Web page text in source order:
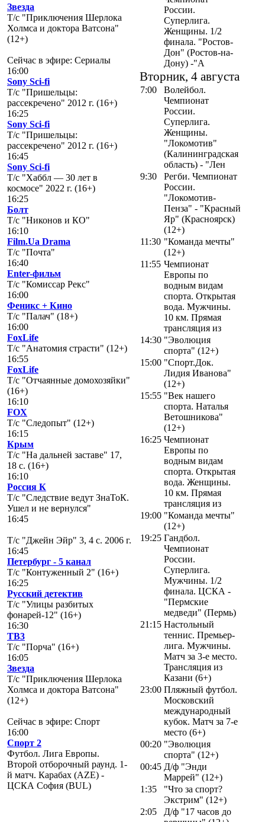
Звезда
Т/с "Приключения Шерлока
Холмса и доктора Ватсона"
(12+)
Сейчас в эфире: Сериалы
16:00
Sony Sci-fi
Т/с "Пришельцы:
рассекречено" 2012 г. (16+)
16:25
Sony Sci-fi
Т/с "Пришельцы:
рассекречено" 2012 г. (16+)
16:45
Sony Sci-fi
Т/с "Хаббл — 30 лет в
космосе" 2022 г. (16+)
16:25
Болт
Т/с "Никонов и КО"
16:10
Film.Ua Drama
Т/с "Почта"
16:40
Enter-фильм
Т/с "Комиссар Рекс"
16:00
Феникс + Кино
Т/с "Палач" (18+)
16:00
FoxLife
Т/с "Анатомия страсти" (12+)
16:55
FoxLife
Т/с "Отчаянные домохозяйки"
(16+)
16:10
FOX
Т/с "Следопыт" (12+)
16:15
Крым
Т/с "На дальней заставе" 17,
18 с. (16+)
16:10
Россия К
Т/с "Следствие ведут ЗнаТоК.
Ушел и не вернулся"
16:45
Т/с "Джейн Эйр" 3, 4 с. 2006 г.
16:45
Петербург - 5 канал
Т/с "Контуженный 2" (16+)
16:25
Русский детектив
Т/с "Улицы разбитых
фонарей-12" (16+)
16:30
ТВ3
Т/с "Порча" (16+)
16:05
Звезда
Т/с "Приключения Шерлока
Холмса и доктора Ватсона"
(12+)
Сейчас в эфире: Спорт
16:00
Спорт 2
Футбол. Лига Европы.
Второй отборочный раунд. 1-
й матч. Карабах (AZE) -
ЦСКА София (BUL)
России.
Суперлига.
Женщины. 1/2
финала. "Ростов-
Дон" (Ростов-на-
Дону) -"А
Вторник, 4 августа
7:00
Волейбол.
Чемпионат
России.
Суперлига.
Женщины.
"Локомотив"
(Калининградская
область) - "Лен
9:30
Регби. Чемпионат
России.
"Локомотив-
Пенза" - "Красный
Яр" (Красноярск)
(12+)
11:30 "Команда мечты"
(12+)
11:55 Чемпионат
Европы по
водным видам
спорта. Открытая
вода. Мужчины.
10 км. Прямая
трансляция из
14:30 "Эволюция
спорта" (12+)
15:00 "Спорт.Док.
Лидия Иванова"
(12+)
15:55 "Век нашего
спорта. Наталья
Ветошникова"
(12+)
16:25 Чемпионат
Европы по
водным видам
спорта. Открытая
вода. Женщины.
10 км. Прямая
трансляция из
19:00 "Команда мечты"
(12+)
19:25 Гандбол.
Чемпионат
России.
Суперлига.
Мужчины. 1/2
финала. ЦСКА -
"Пермские
медведи" (Пермь)
21:15 Настольный
теннис. Премьер-
лига. Мужчины.
Матч за 3-е место.
Трансляция из
Казани (6+)
23:00 Пляжный футбол.
Московский
международный
кубок. Матч за 7-е
место (6+)
00:20 "Эволюция
спорта" (12+)
00:45 Д/ф "Энди
Маррей" (12+)
1:35
"Что за спорт?
Экстрим" (12+)
2:05
Д/ф "17 часов до